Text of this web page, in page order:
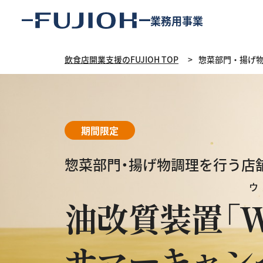
業務用事業
飲食店開業支援のFUJIOH TOP 惣菜部門・揚げ
期間限定
惣菜部門・揚げ物調理を行う店
油改質装置「